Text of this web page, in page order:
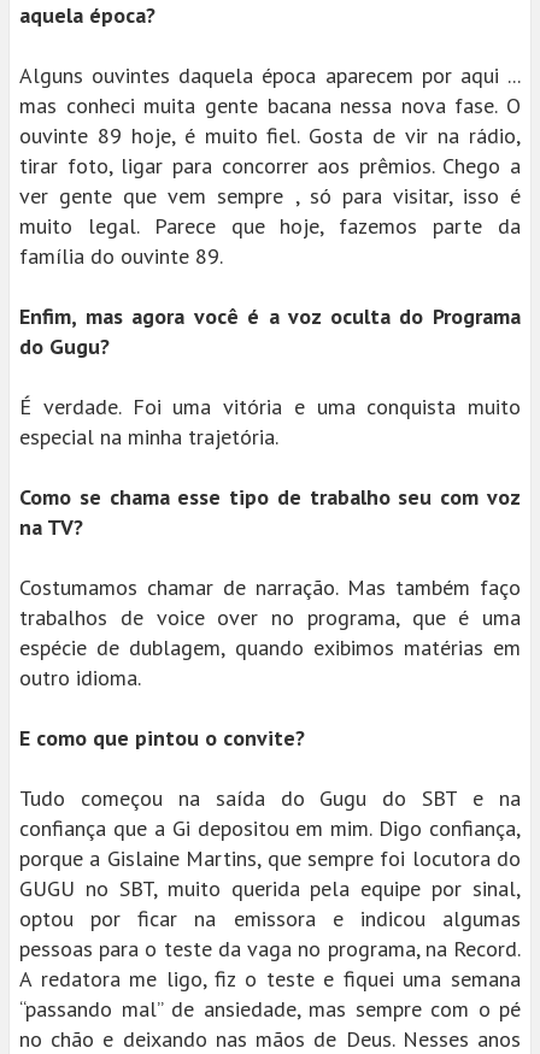
aquela época?
Alguns ouvintes daquela época aparecem por aqui ...
mas conheci muita gente bacana nessa nova fase. O
ouvinte 89 hoje, é muito fiel. Gosta de vir na rádio,
tirar foto, ligar para concorrer aos prêmios. Chego a
ver gente que vem sempre , só para visitar, isso é
muito legal. Parece que hoje, fazemos parte da
família do ouvinte 89.
Enfim, mas agora você é a voz oculta do Programa
do Gugu?
É verdade. Foi uma vitória e uma conquista muito
especial na minha trajetória.
Como se chama esse tipo de trabalho seu com voz
na TV?
Costumamos chamar de narração. Mas também faço
trabalhos de voice over no programa, que é uma
espécie de dublagem, quando exibimos matérias em
outro idioma.
E como que pintou o convite?
Tudo começou na saída do Gugu do SBT e na
confiança que a Gi depositou em mim. Digo confiança,
porque a Gislaine Martins, que sempre foi locutora do
GUGU no SBT, muito querida pela equipe por sinal,
optou por ficar na emissora e indicou algumas
pessoas para o teste da vaga no programa, na Record.
A redatora me ligo, fiz o teste e fiquei uma semana
“passando mal” de ansiedade, mas sempre com o pé
no chão e deixando nas mãos de Deus. Nesses anos